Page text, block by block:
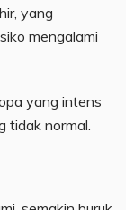
yang
mengalami
yang intens
tidak normal.